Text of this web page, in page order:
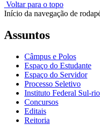
Voltar para o topo
Início da navegação de
Assuntos
Câmpus e Polos
Espaço do Estudante
Espaço do Servidor
Processo Seletivo
Instituto Federal Sul-
Concursos
Editais
Reitoria